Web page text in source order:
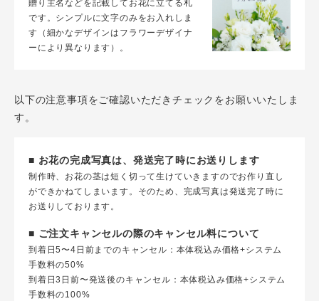
贈り主名などを記載してお花に立てる札
です。シンプルに文字のみをお入れしま
す（細かなデザインはフラワーデザイナ
ーにより異なります）。
以下の注意事項をご確認いただきチェックをお願いいたしま
す。
■ お花の完成写真は、発送完了時にお送りします
制作時、お花の茎は短く切って生けていきますのでお作り直し
ができかねてしまいます。そのため、完成写真は発送完了時に
お送りしております。
■ ご注文キャンセルの際のキャンセル料について
到着日5〜4日前までのキャンセル：本体税込み価格+システム
手数料の50%
到着日3日前〜発送後のキャンセル：本体税込み価格+システム
手数料の100%